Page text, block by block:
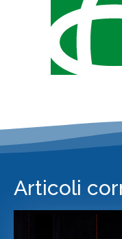
Articoli